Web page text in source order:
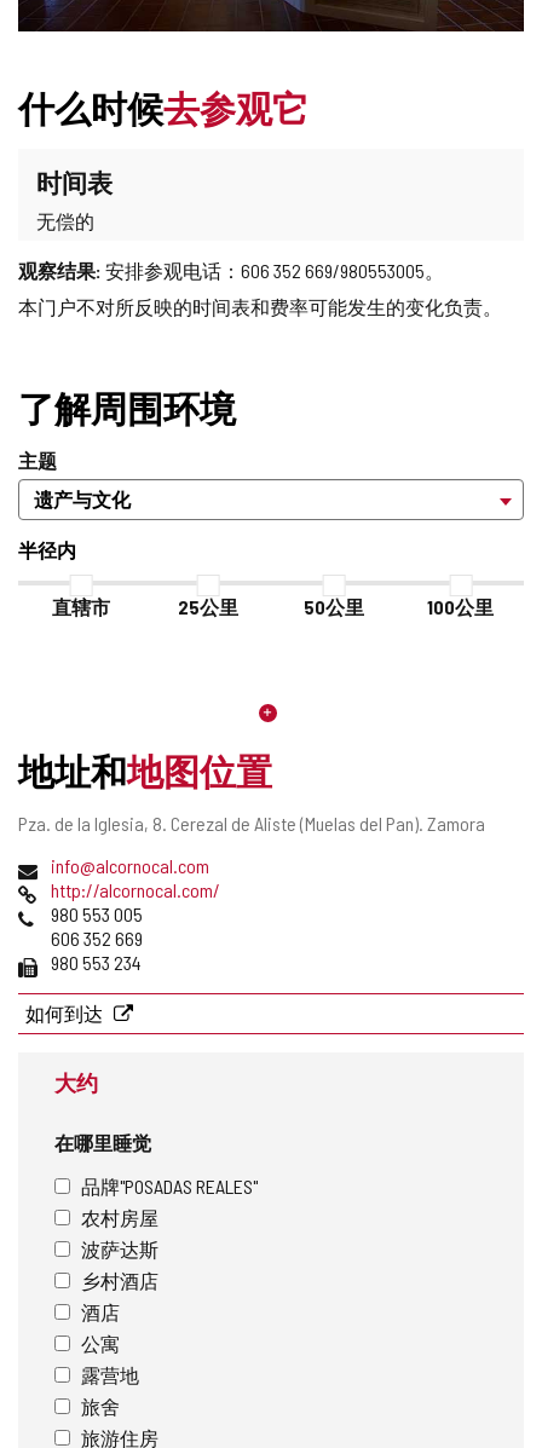
什么时候去参观它
时间表
无偿的
观察结果: 安排参观电话：606 352 669/980553005。
本门户不对所反映的时间表和费率可能发生的变化负责。
了解周围环境
主题
半径内
直辖市 25公里 50公里 100公里
地址和地图位置
邮
地
址
Pza. de la Iglesia, 8. Cerezal de Aliste (Muelas del Pan). Zamora
电
子
邮
地
址
info@alcornocal.com
网
页
http://alcornocal.com/
电
980 553 005
606 352 669
传
真
980 553 234
如何到达
大约
在哪里睡觉
品牌"POSADAS REALES"
农村房屋
波萨达斯
乡村酒店
酒店
公寓
露营地
旅舍
旅游住房